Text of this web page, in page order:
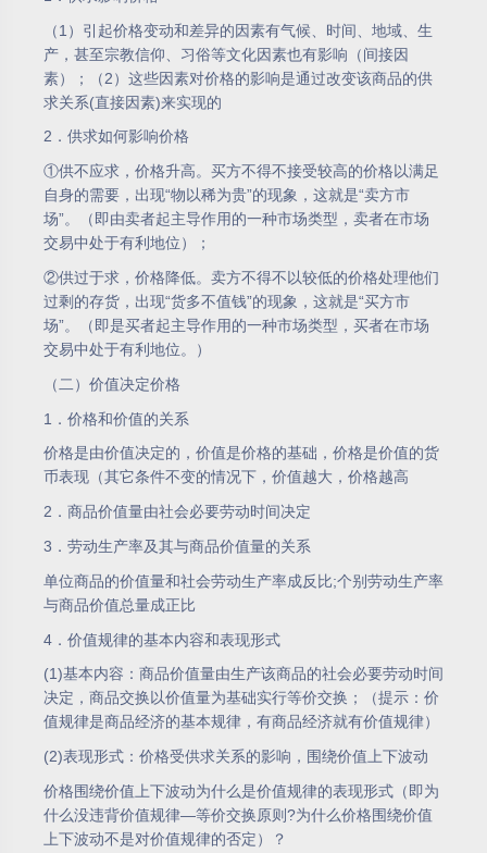
（1）引起价格变动和差异的因素有气候、时间、地域、生
产，甚至宗教信仰、习俗等文化因素也有影响（间接因
素）；（2）这些因素对价格的影响是通过改变该商品的供
求关系(直接因素)来实现的
2．供求如何影响价格
①供不应求，价格升高。买方不得不接受较高的价格以满足
自身的需要，出现“物以稀为贵”的现象，这就是“卖方市
场”。（即由卖者起主导作用的一种市场类型，卖者在市场
交易中处于有利地位）；
②供过于求，价格降低。卖方不得不以较低的价格处理他们
过剩的存货，出现“货多不值钱”的现象，这就是“买方市
场”。（即是买者起主导作用的一种市场类型，买者在市场
交易中处于有利地位。）
（二）价值决定价格
1．价格和价值的关系
价格是由价值决定的，价值是价格的基础，价格是价值的货
币表现（其它条件不变的情况下，价值越大，价格越高
2．商品价值量由社会必要劳动时间决定
3．劳动生产率及其与商品价值量的关系
单位商品的价值量和社会劳动生产率成反比;个别劳动生产率
与商品价值总量成正比
4．价值规律的基本内容和表现形式
(1)基本内容：商品价值量由生产该商品的社会必要劳动时间
决定，商品交换以价值量为基础实行等价交换；（提示：价
值规律是商品经济的基本规律，有商品经济就有价值规律）
(2)表现形式：价格受供求关系的影响，围绕价值上下波动
价格围绕价值上下波动为什么是价值规律的表现形式（即为
什么没违背价值规律—等价交换原则?为什么价格围绕价值
上下波动不是对价值规律的否定）？